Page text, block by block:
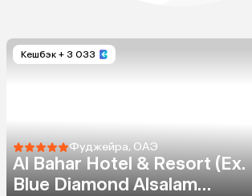
Кешбэк + 3 033
Фуджейра, ОАЭ
Al Bahar Hotel & Resort (Ex.
Blue Diamond Alsalam